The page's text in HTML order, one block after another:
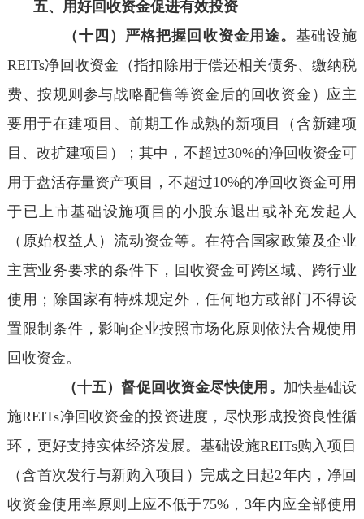
五、用好回收资金促进有效投资
（十四）严格把握回收资金用途。 基础设施
REITs净回收资金（指扣除用于偿还相关债务、缴纳税
费、按规则参与战略配售等资金后的回收资金）应主
要用于在建项目、前期工作成熟的新项目（含新建项
目、改扩建项目）；其中，不超过30%的净回收资金可
用于盘活存量资产项目，不超过10%的净回收资金可用
于已上市基础设施项目的小股东退出或补充发起人
（原始权益人）流动资金等。在符合国家政策及企业
主营业务要求的条件下，回收资金可跨区域、跨行业
使用；除国家有特殊规定外，任何地方或部门不得设
置限制条件，影响企业按照市场化原则依法合规使用
回收资金。
（十五）督促回收资金尽快使用。 加快基础设
施REITs净回收资金的投资进度，尽快形成投资良性循
环，更好支持实体经济发展。基础设施REITs购入项目
（含首次发行与新购入项目）完成之日起2年内，净回
收资金使用率原则上应不低于75%，3年内应全部使用